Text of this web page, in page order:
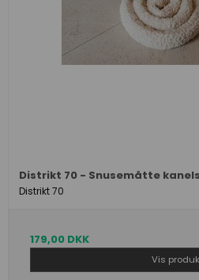
Distrikt 70 - Snusemåtte
Distrikt 70
179,00 DKK
Vis